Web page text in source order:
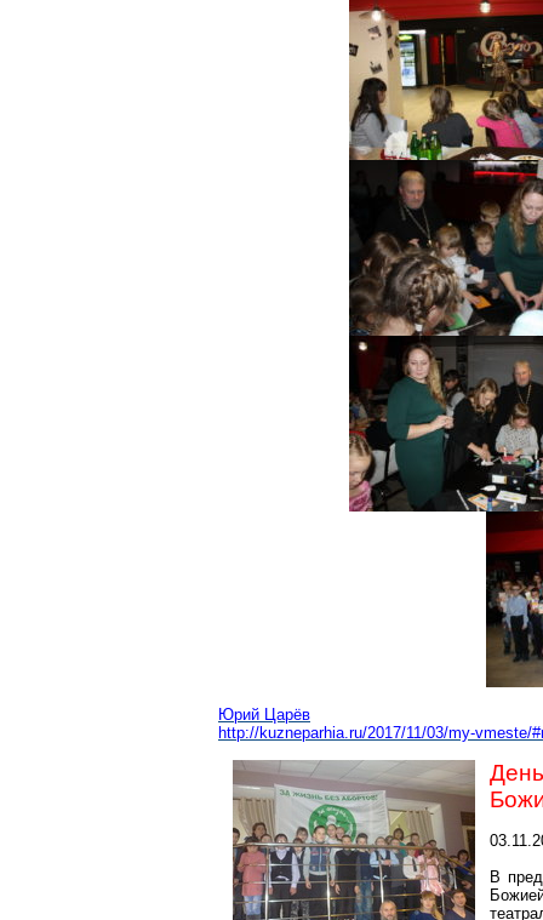
Юрий Царёв
http://kuzneparhia.ru/2017/11/03/my-vmeste/
В